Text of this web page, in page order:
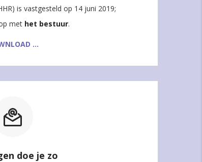
is vastgesteld op 14 juni 2019;
met het bestuur.
...
doe je zo